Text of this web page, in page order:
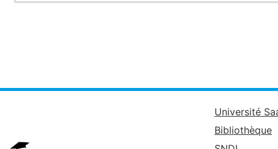
Université
Bibliothèque